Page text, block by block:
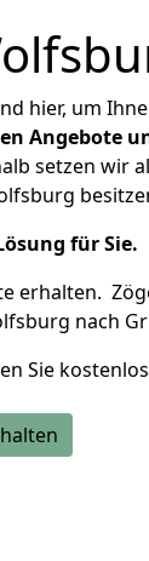
hier, um
Angebote
setzen wir
für Sie.
erhalten.
nach
Sie